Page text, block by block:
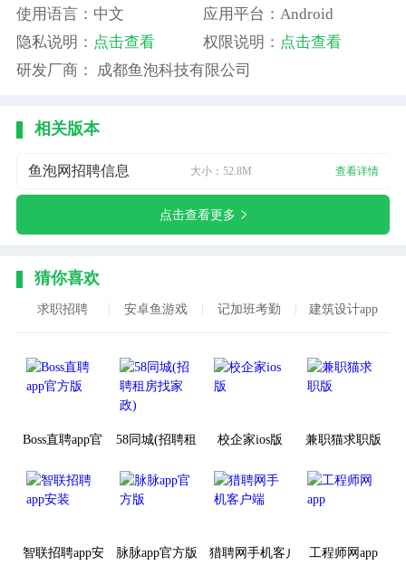
使用语言：中文
应用平台：Android
隐私说明： 点击查看 权限说明： 点击查看
研发厂商： 成都鱼泡科技有限公司
相关版本
鱼泡网招聘信息 大小：52.8M 查看详情
点击查看更多
猜你喜欢
求职招聘 安卓鱼游戏 记加班考勤 建筑设计app
Boss直聘app官方版58同城(招聘租房找家政)
校企家ios版 兼职猫求职版
智联招聘app安装 脉脉app官方版 猎聘网手机客户端工程师网app